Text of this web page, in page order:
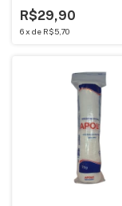
R$29,90
6x de R$5,70